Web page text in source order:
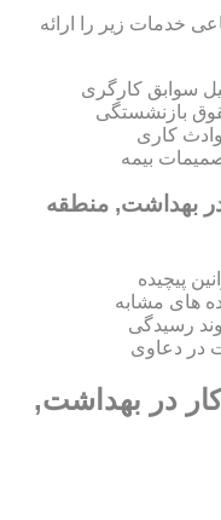
خدمات زیر را ارائه
سوابق کارگری
بازنشستگی
کاری
بیمه
بهداشت, منطقه
پیچیده
های مشابه
رسیدگی
در دعاوی
کار در بهداشت,